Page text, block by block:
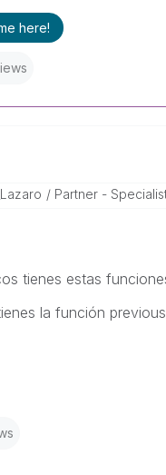
here!
Partner -
tienes estas
la función